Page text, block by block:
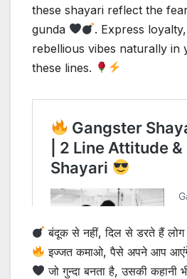
these shayari reflect the
gunda
. Express
rebellious vibes naturally in
these lines.
बंदूक से नहीं, दिल से डरते हैं
इज्जत कमाओ, पैसे अपने आप
जो गुन्‍दा बनता है, उसकी कहानी